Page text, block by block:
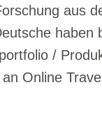
aus
/
an Online